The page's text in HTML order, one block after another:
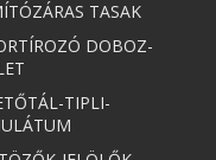
TASAK
DOBOZ-
TIPLI-